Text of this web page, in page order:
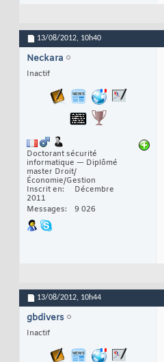
13/08/2012, 10h40
Neckara
Inactif
Doctorant sécurité
informatique — Diplômé
master Droit/
Économie/Gestion
Inscrit en
Décembre
2011
Messages
9 026
13/08/2012, 10h44
gbdivers
Inactif